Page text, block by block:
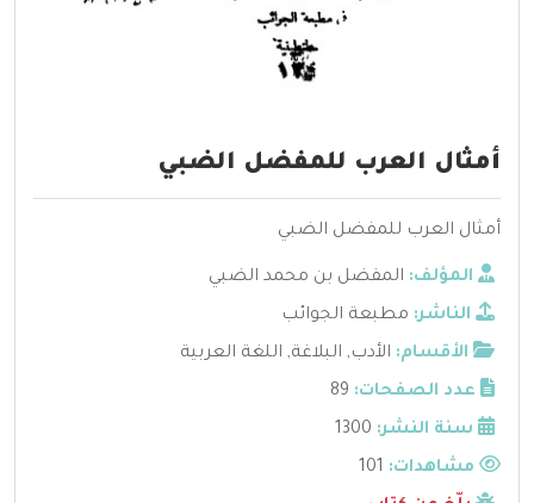
أمثال العرب للمفضل الضبي
أمثال العرب للمفضل الضبي
المؤلف: المفضل بن محمد الضبي
الناشر: مطبعة الجوائب
الأقسام: الأدب, البلاغة, اللغة العربية
عدد الصفحات: 89
سنة النشر: 1300
مشاهدات: